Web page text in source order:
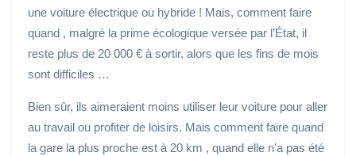
une voiture électrique ou hybride ! Mais, comment faire
quand , malgré la prime écologique versée par l’État, il
reste plus de 20 000 € à sortir, alors que les fins de mois
sont difficiles …
Bien sûr, ils aimeraient moins utiliser leur voiture pour aller
au travail ou profiter de loisirs. Mais comment faire quand
la gare la plus proche est à 20 km , quand elle n’a pas été